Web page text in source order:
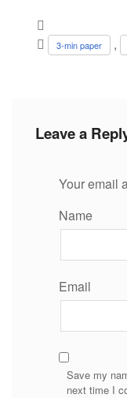
3-min paper ,
Leave a
Your email
Name
Email
Save my
next time I